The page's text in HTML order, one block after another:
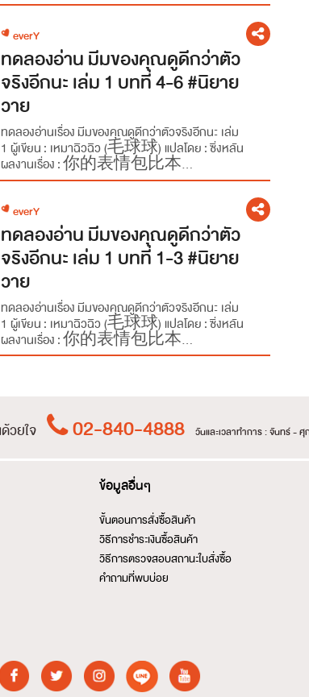
everY
ทดลองอ่าน มีมของคุณดูดีกว่าตัว
จริงอีกนะ เล่ม 1 บทที่ 4-6 #นิยาย
วาย
ทดลองอ่านเรื่อง มีมของคุณดูดีกว่าตัวจริงอีกนะ เล่ม
1 ผู้เขียน : เหมาฉิวฉิว (毛球球) แปลโดย : ซิ่งหลัน
ผลงานเรื่อง : 你的表情包比本...
everY
ทดลองอ่าน มีมของคุณดูดีกว่าตัว
จริงอีกนะ เล่ม 1 บทที่ 1-3 #นิยาย
วาย
ทดลองอ่านเรื่อง มีมของคุณดูดีกว่าตัวจริงอีกนะ เล่ม
1 ผู้เขียน : เหมาฉิวฉิว (毛球球) แปลโดย : ซิ่งหลัน
ผลงานเรื่อง : 你的表情包比本...
วยใจ 02-840-4888 วันและเวลาทำการ : จันทร์ - ศุ
ข้อมูลอื่นๆ
ขั้นตอนการสั่งซื้อสินค้า
วิธีการชำระเงินซื้อสินค้า
วิธีการตรวจสอบสถานะใบสั่งซื้อ
คำถามที่พบบ่อย